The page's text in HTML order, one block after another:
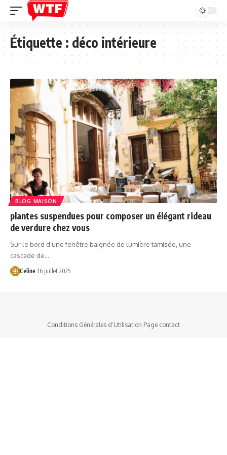
Étiquette :déco intérieure
BLOG MAISON
plantes suspendues pour composer un élégant rideau
de verdure chez vous
Sur le bord d’une fenêtre baignée de lumière tamisée, une
cascade de…
Celine 16 juillet 2025
Conditions Générales d’Utilisation Page contact